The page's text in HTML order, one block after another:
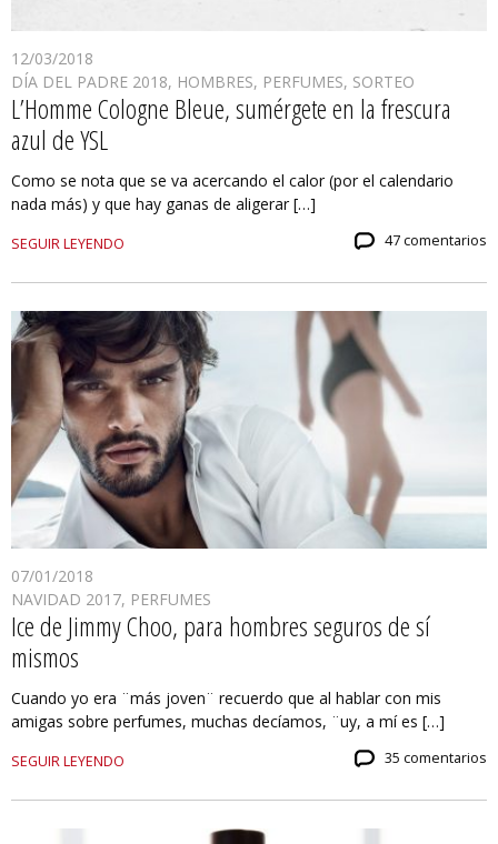
12/03/2018
DÍA DEL PADRE 2018, HOMBRES, PERFUMES, SORTEO
L’Homme Cologne Bleue, sumérgete en la frescura
azul de YSL
Como se nota que se va acercando el calor (por el calendario
nada más) y que hay ganas de aligerar […]
SEGUIR LEYENDO 47 comentarios
07/01/2018
NAVIDAD 2017, PERFUMES
Ice de Jimmy Choo, para hombres seguros de sí
mismos
Cuando yo era ¨más joven¨ recuerdo que al hablar con mis
amigas sobre perfumes, muchas decíamos, ¨uy, a mí es […]
SEGUIR LEYENDO 35 comentarios